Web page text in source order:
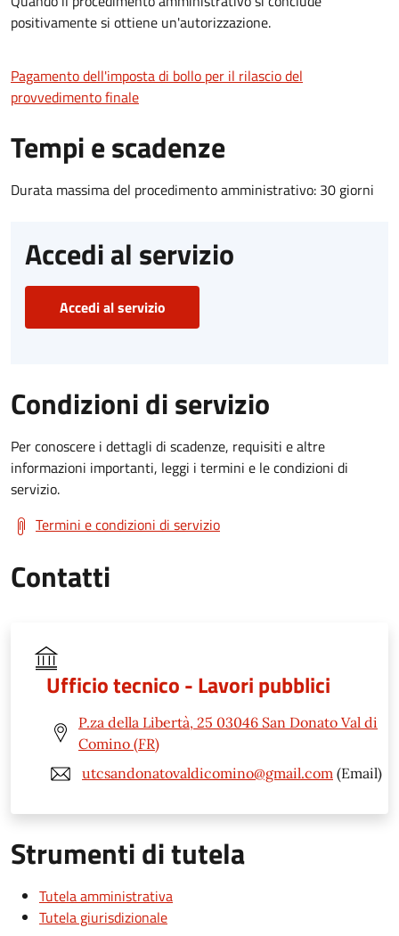
positivamente si ottiene un'autorizzazione.
Pagamento dell'imposta di bollo per il rilascio del
provvedimento finale
Tempi e scadenze
Durata massima del procedimento amministrativo: 30 giorni
Accedi al servizio
Accedi al servizio
Condizioni di servizio
Per conoscere i dettagli di scadenze, requisiti e altre
informazioni importanti, leggi i termini e le condizioni di
servizio.
Termini e condizioni di servizio
Contatti
Ufficio tecnico - Lavori pubblici
P.za della Libertà, 25 03046 San Donato Val di
Comino (FR)
utcsandonatovaldicomino@gmail.com (Email)
Strumenti di tutela
Tutela amministrativa
Tutela giurisdizionale